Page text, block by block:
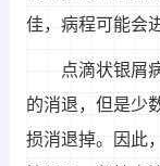
佳，病程可能会
点滴状银屑
的消退，但是少
损消退掉。因此